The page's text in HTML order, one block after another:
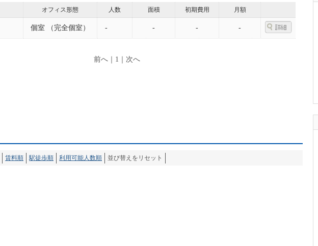
オフィス形態 人数 面積 初期費用 月額
個室 （完全個室） - - - -
前へ｜ 1 次へ
賃料順 駅徒歩順 利用可能人数順 並び替えをリセット